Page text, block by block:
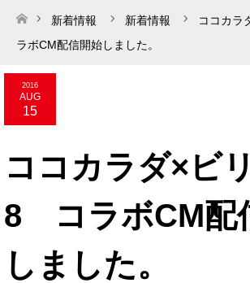
ホーム
新着情報 新着情報
ココカラ
ラボCM配信開始しました。
2016
AUG
15
ココカラダ×ビ
8 コラボCM配
しました。